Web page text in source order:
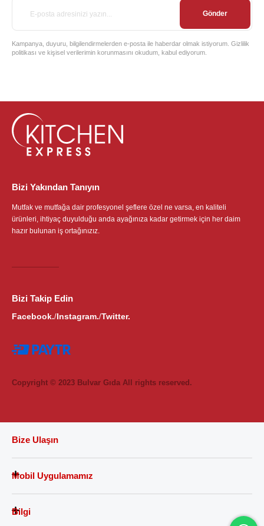
Gönder
Kampanya, duyuru, bilgilendirmelerden e-posta ile haberdar olmak istiyorum. Gizlilik
politikası ve kişisel verilerimin korunmasını okudum, kabul ediyorum.
Bizi Yakından Tanıyın
Mutfak ve mutfağa dair profesyonel şeflere özel ne varsa, en kaliteli
ürünleri, ihtiyaç duyulduğu anda ayağınıza kadar getirmek için her daim
hazır bulunan iş ortağınızız.
Bizi Takip Edin
Facebook./Instagram./Twitter.
Copyright © 2023 Bulvar Gıda All rights reserved.
Bize Ulaşın
Mobil Uygulamamız
Bilgi